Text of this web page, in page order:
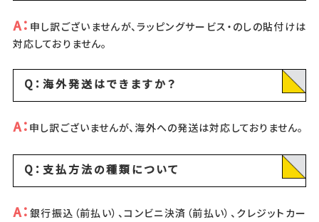
A： 申し訳ございませんが、ラッピングサービス・のしの貼付けは
対応しておりません。
Q：海外発送はできますか？
A： 申し訳ございませんが、海外への発送は対応しておりません。
Q：支払方法の種類について
A： 銀行振込（前払い）、コンビニ決済（前払い）、クレジットカー